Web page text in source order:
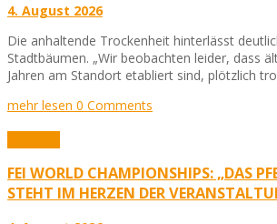
4. August 2026
Die anhaltende Trockenheit hinterlässt
Stadtbäumen. „Wir beobachten leider, dass
Jahren am Standort etabliert sind, plötzlich
mehr lesen 0 Comments
FEI WORLD CHAMPIONSHIPS: „DAS
STEHT IM HERZEN DER